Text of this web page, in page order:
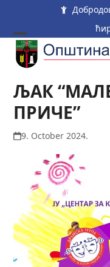
content
Open
mobile
menu
Close
mobile
menu
ЉАК
ПРИЧЕ”
9. October 2024.